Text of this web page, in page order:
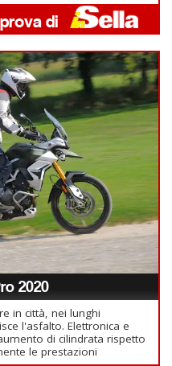
2020
in città, nei lunghi
l'asfalto. Elettronica e
di cilindrata rispetto
le prestazioni